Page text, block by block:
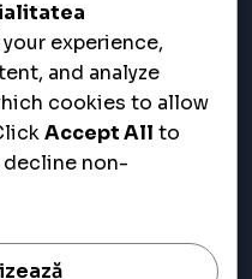
non-
tot
tot